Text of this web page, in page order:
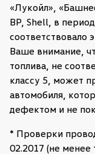
«Лукойл»,
BP, Shell, в
соответствовало
Ваше внимание,
топлива, не
классу 5, может
автомобиля,
дефектом и не
* Проверки
02.2017 (не менее